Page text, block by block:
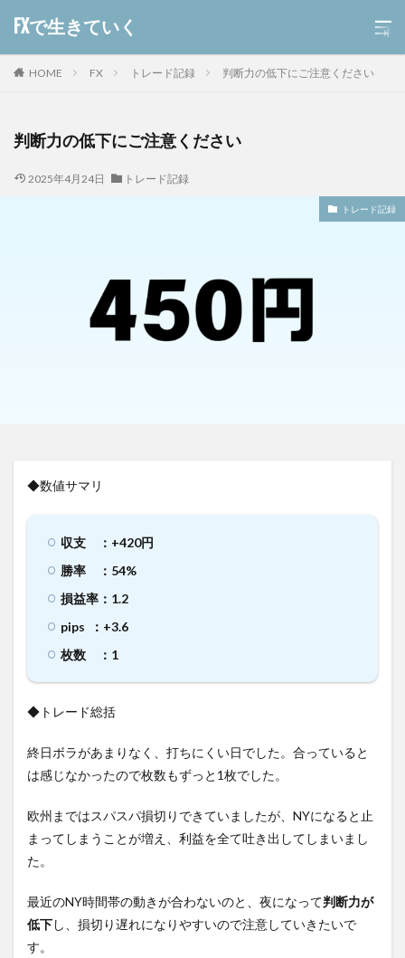
FXで生きていく
HOME FX トレード記録 判断力の低下にご注意ください
判断力の低下にご注意ください
2025年4月24日 トレード記録
トレード記録
◆数値サマリ
収支 ：+420円
勝率 ：54%
損益率：1.2
pips ：+3.6
枚数 ：1
◆トレード総括
終日ボラがあまりなく、打ちにくい日でした。合っていると
は感じなかったので枚数もずっと1枚でした。
欧州まではスパスパ損切りできていましたが、NYになると止
まってしまうことが増え、利益を全て吐き出してしまいまし
た。
最近のNY時間帯の動きが合わないのと、夜になって判断力が
低下し、損切り遅れになりやすいので注意していきたいで
す。